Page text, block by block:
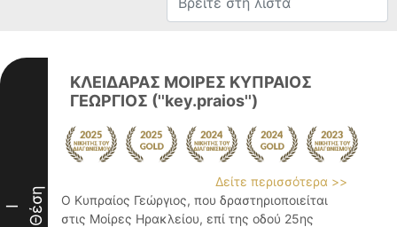
I Θέση
ΚΛΕΙΔΑΡΑΣ ΜΟΙΡΕΣ ΚΥΠΡΑΙΟΣ
ΓΕΩΡΓΙΟΣ (''key.praios'')
Δείτε περισσότερα >>
Ο Κυπραίος Γεώργιος, που δραστηριοποιείται
στις Μοίρες Ηρακλείου, επί της οδού 25ης